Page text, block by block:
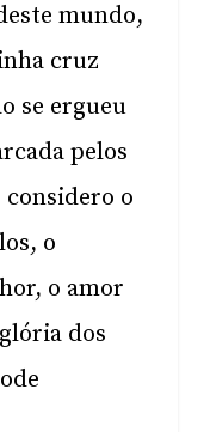
mundo,
cruz
se ergueu
pelos
considero o
o
o amor
dos